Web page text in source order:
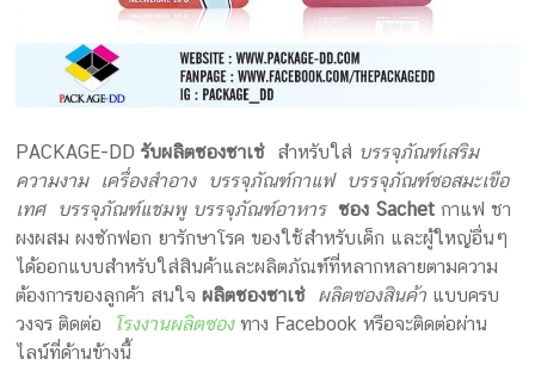
PACKAGE-DDรับผลิตซองซาเช่ สำหรับใส่ บรรจุภัณฑ์เสริม
ความงาม เครื่องสำอาง บรรจุภัณฑ์กาแฟ บรรจุภัณฑ์ซอสมะเขือ
เทศ บรรจุภัณฑ์แชมพู บรรจุภัณฑ์อาหารซอง Sachet กาแฟ ชา
ผงผสม ผงซักฟอก ยารักษาโรค ของใช้สำหรับเด็ก และผู้ใหญ่อื่นๆ
ได้ออกแบบสำหรับใส่สินค้าและผลิตภัณฑ์ที่หลากหลายตามความ
ต้องการของลูกค้า สนใจผลิตซองซาเช่ ผลิตซองสินค้า แบบครบ
วงจร ติดต่อ
โรงงานผลิตซอง ทาง Facebook หรือจะติดต่อผ่าน
ไลน์ที่ด้านข้างนี้